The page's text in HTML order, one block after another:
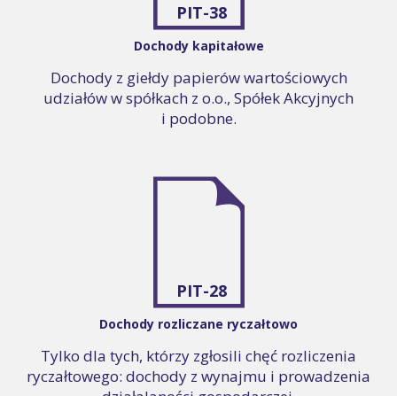
PIT-38
Dochody kapitałowe
Dochody z giełdy papierów wartościowych
udziałów w spółkach z o.o., Spółek Akcyjnych
i podobne.
PIT-28
Dochody rozliczane ryczałtowo
Tylko dla tych, którzy zgłosili chęć rozliczenia
ryczałtowego: dochody z wynajmu i prowadzenia